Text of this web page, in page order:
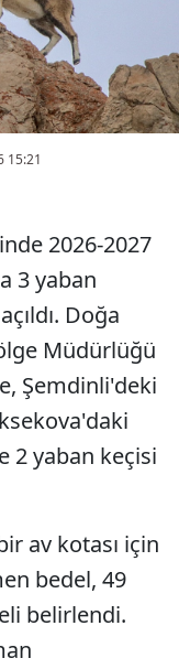
15:21
2026-2027
3 yaban
Doğa
Müdürlüğü
Şemdinli'deki
2 yaban keçisi
av kotası için
bedel, 49
belirlendi.